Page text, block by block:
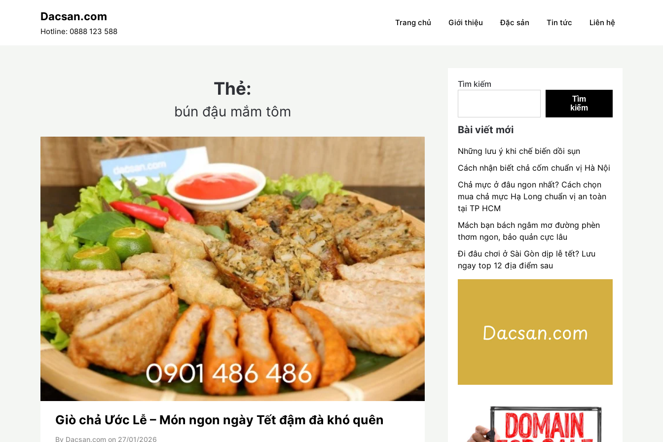
Dacsan.com
Hotline: 0888 123 588
Trang chủ Giới thiệu Đặc sản Tin tức Liên hệ
Thẻ:
bún đậu mắm tôm
Giò chả Ước Lễ – Món ngon ngày Tết đậm đà khó quên
By Dacsan.com on 27/01/2026
Tìm kiếm
Tìm
kiếm
Bài viết mới
Những lưu ý khi chế biến dồi sụn
Cách nhận biết chả cốm chuẩn vị Hà Nội
Chả mực ở đâu ngon nhất? Cách chọn
mua chả mực Hạ Long chuẩn vị an toàn
tại TP HCM
Mách bạn bách ngâm mơ đường phèn
thơm ngon, bảo quản cực lâu
Đi đâu chơi ở Sài Gòn dịp lễ tết? Lưu
ngay top 12 địa điểm sau